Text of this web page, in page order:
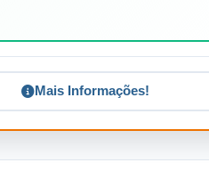
Mais Informações!